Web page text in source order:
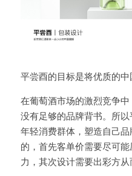
平尝酉的目标是将优质的中
在葡萄酒市场的激烈竞争
没有足够的品牌背书。所
年轻消费群体，塑造自己
的，首先客单价需要尽可
力，其次设计需要出彩方从